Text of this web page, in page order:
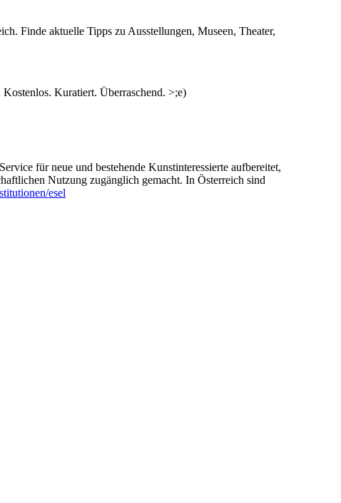
Finde aktuelle Tipps zu Ausstellungen, Museen, Theater,
Kuratiert. Überraschend. >;e)
für neue und bestehende Kunstinteressierte aufbereitet,
Nutzung zugänglich gemacht. In Österreich sind
esel